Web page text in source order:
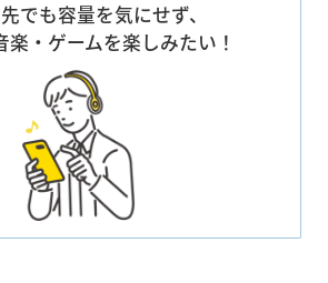
でも容量を気にせず、
楽・ゲームを楽しみたい！